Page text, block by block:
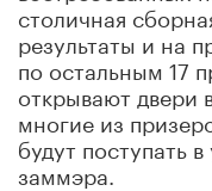
столичная
результаты и на
по остальным 17
открывают двери
многие из
будут поступать
заммэра.